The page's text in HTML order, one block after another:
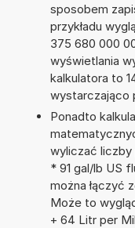
sposobem
przykładu
375 680 000
wyświetlania
kalkulatora to
wystarczająco
Ponadto
wyliczać liczby
* 91 gal/lb US
można łączyć
Może to
+ 64 Litr per